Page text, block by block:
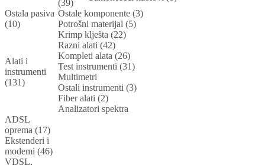
(39)
Ostala pasiva
(10)
Ostale komponente (3)
Potrošni materijal (5)
Alati i
instrumenti
(131)
Krimp klješta (22)
Razni alati (42)
Kompleti alata (26)
Test instrumenti (31)
Multimetri
Ostali instrumenti (3)
Fiber alati (2)
Analizatori spektra
ADSL
oprema (17)
Ekstenderi i
modemi (46)
VDSL,